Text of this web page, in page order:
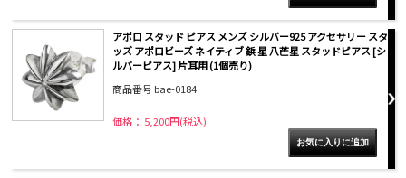
アポロ スタッド ピアス メンズ シルバー925 アクセサリー スタ
ッズ アポロビーズ ネイティブ 鋲 星 八芒星 スタッドピアス [シ
ルバーピアス] 片耳用 (1個売り)
商品番号 bae-0184
価格： 5,200円(税込)